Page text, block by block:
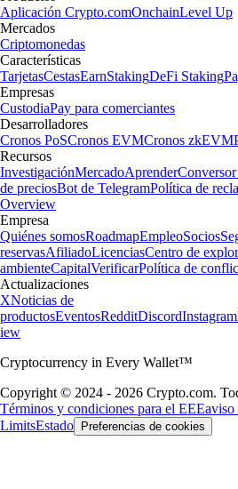
Aplicación Crypto.comOnchainLevel Up
Mercados
Criptomonedas
Características
TarjetasCestasEarnStakingDeFi Staking
Empresas
CustodiaPay para comerciantes
Desarrolladores
Cronos PoSCronos EVMCronos zkEVM
Recursos
InvestigaciónMercadoAprender
de preciosBot de TelegramPolítica de
Overview
Empresa
Quiénes somosRoadmapEmpleoSocios
reservasAfiliadoLicenciasCentro de
ambienteCapitalVerificarPolítica de
Actualizaciones
XNoticias de
productosEventosRedditDiscordInstagram
iew
Cryptocurrency in Every Wallet™
Copyright © 2024 - 2026 Crypto.com.
Términos y condiciones para el EEEaviso
LimitsEstado Preferencias de cookies